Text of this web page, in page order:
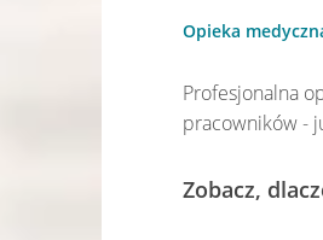
Opieka
Profesjonalna
pracowników -
Zobacz,